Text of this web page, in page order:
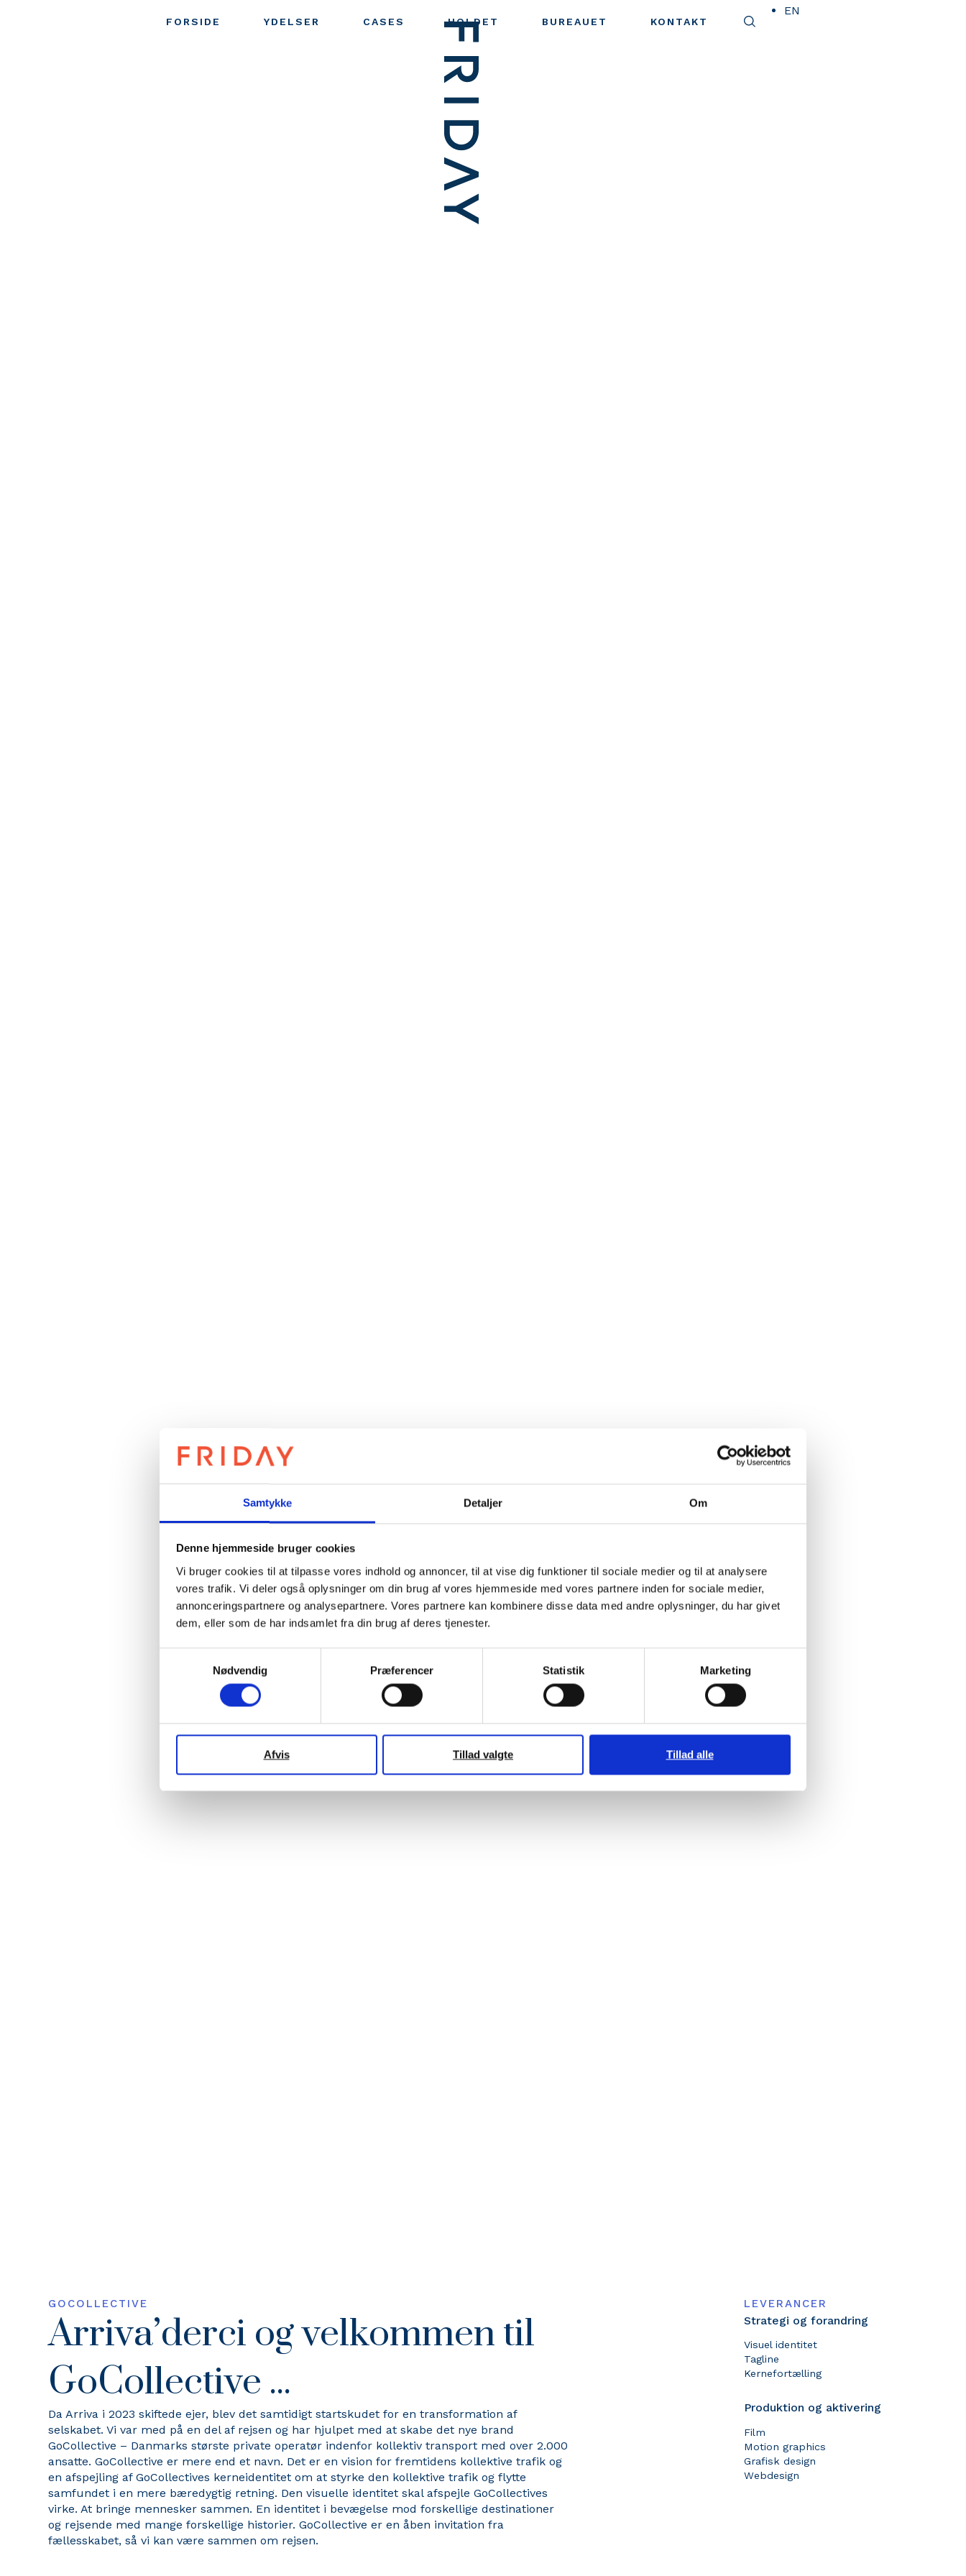
Samtykke Detaljer Om
Denne hjemmeside bruger cookies
Vi bruger cookies til at tilpasse vores indhold og annoncer, til at vise dig funktioner til sociale medier og til at analysere
vores trafik. Vi deler også oplysninger om din brug af vores hjemmeside med vores partnere inden for sociale medier,
annonceringspartnere og analysepartnere. Vores partnere kan kombinere disse data med andre oplysninger, du har givet
dem, eller som de har indsamlet fra din brug af deres tjenester.
Nødvendig
Præferencer Statistik Marketing
Afvis Tillad valgte Tillad alle
FORSIDE YDELSER CASES HOLDET BUREAUET KONTAKT
EN
GOCOLLECTIVE
Arriva’derci og velkommen til
GoCollective ...
Da Arriva i 2023 skiftede ejer, blev det samtidigt startskudet for en transformation af
selskabet. Vi var med på en del af rejsen og har hjulpet med at skabe det nye brand
GoCollective – Danmarks største private operatør indenfor kollektiv transport med over 2.000
ansatte. GoCollective er mere end et navn. Det er en vision for fremtidens kollektive trafik og
en afspejling af GoCollectives kerneidentitet om at styrke den kollektive trafik og flytte
samfundet i en mere bæredygtig retning. Den visuelle identitet skal afspejle GoCollectives
virke. At bringe mennesker sammen. En identitet i bevægelse mod forskellige destinationer
og rejsende med mange forskellige historier. GoCollective er en åben invitation fra
fællesskabet, så vi kan være sammen om rejsen.
LEVERANCER
Strategi og forandring
Visuel identitet
Tagline
Kernefortælling
Produktion og aktivering
Film
Motion graphics
Grafisk design
Webdesign